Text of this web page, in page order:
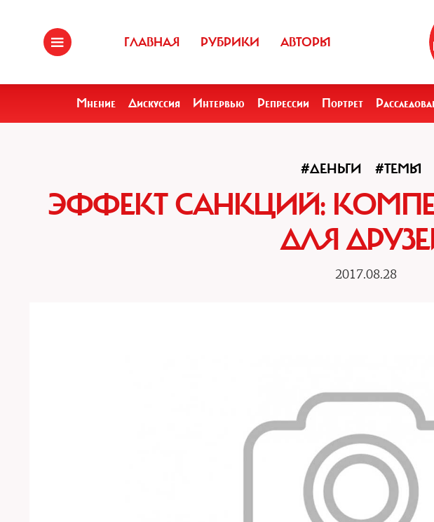
ГЛАВНАЯ РУБРИКИ АВТОРЫ
Мнение Дискуссия Интервью Репрессии Портрет
#ДЕНЬГИ #ТЕМЫ
ЭФФЕКТ САНКЦИЙ:
ДЛЯ
2017.08.28